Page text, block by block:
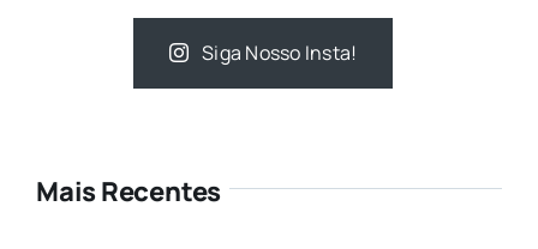
Siga Nosso Insta!
Mais Recentes